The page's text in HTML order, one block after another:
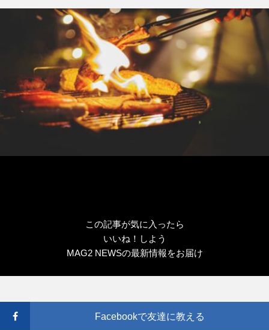
この記事が気に入ったら
いいね！しよう
MAG2 NEWSの最新情報をお届け
Facebookで友達に教える